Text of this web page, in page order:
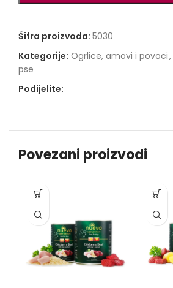
Šifra proizvoda: 5030
Kategorije: Ogrlice, amovi i povoci,
pse
Podijelite:
Povezani proizvodi